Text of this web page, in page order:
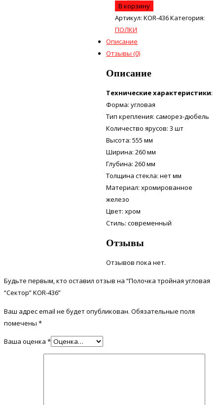
В корзину
Артикул: KOR-436Категория:
ПОЛКИ
Описание
Отзывы (0)
Описание
Технические характеристики:
Форма: угловая
Тип крепления: саморез-дюбель
Количество ярусов: 3 шт
Высота: 555 мм
Ширина: 260 мм
Глубина: 260 мм
Толщина стекла: нет мм
Материал: хромированное
железо
Цвет: хром
Стиль: современный
Отзывы
Отзывов пока нет.
Будьте первым, кто оставил отзыв на “Полочка тройная угловая
“Сектор” KOR-436”
Ваш адрес email не будет опубликован. Обязательные поля
помечены *
Ваша оценка *